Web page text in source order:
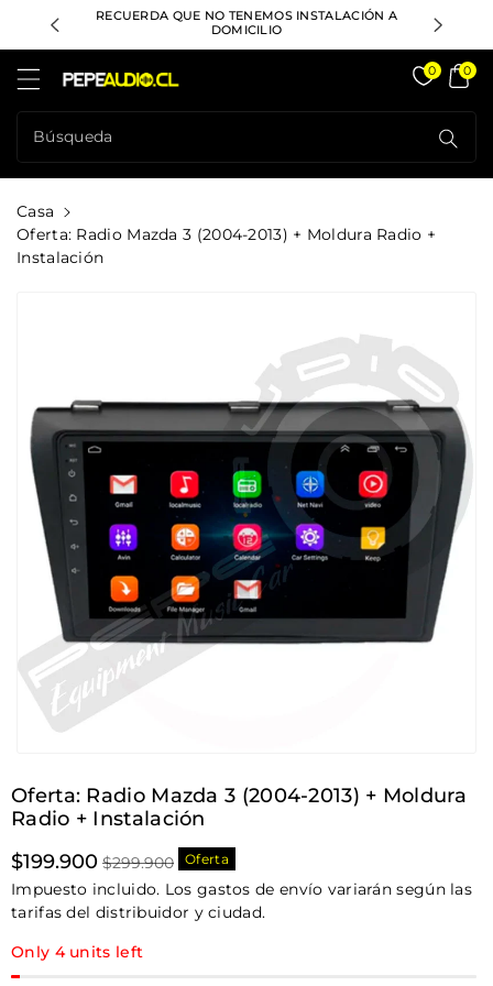
RECUERDA QUE NO TENEMOS INSTALACIÓN A
DOMICILIO
Búsqueda
0 0
Casa
Oferta: Radio Mazda 3 (2004-2013) + Moldura Radio +
Instalación
Oferta: Radio Mazda 3 (2004-2013) + Moldura
Radio + Instalación
Precio
de
oferta
$199.900 Precio
habitual
$299.900 Oferta
Impuesto incluido. Los gastos de envío variarán según las
tarifas del distribuidor y ciudad.
Only 4 units left